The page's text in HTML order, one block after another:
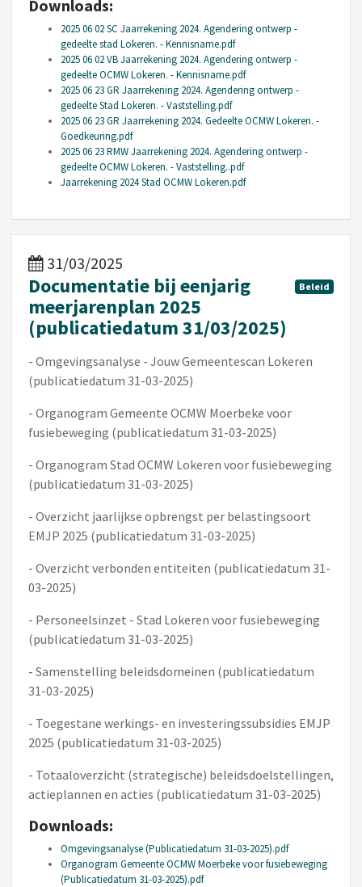
Downloads:
2025 06 02 SC Jaarrekening 2024. Agendering ontwerp -
gedeelte stad Lokeren. - Kennisname.pdf
2025 06 02 VB Jaarrekening 2024. Agendering ontwerp -
gedeelte OCMW Lokeren. - Kennisname.pdf
2025 06 23 GR Jaarrekening 2024. Agendering ontwerp -
gedeelte Stad Lokeren. - Vaststelling.pdf
2025 06 23 GR Jaarrekening 2024. Gedeelte OCMW Lokeren. -
Goedkeuring.pdf
2025 06 23 RMW Jaarrekening 2024. Agendering ontwerp -
gedeelte OCMW Lokeren. - Vaststelling..pdf
Jaarrekening 2024 Stad OCMW Lokeren.pdf
31/03/2025
Beleid
Documentatie bij eenjarig
meerjarenplan 2025
(publicatiedatum 31/03/2025)
- Omgevingsanalyse - Jouw Gemeentescan Lokeren
(publicatiedatum 31-03-2025)
- Organogram Gemeente OCMW Moerbeke voor
fusiebeweging (publicatiedatum 31-03-2025)
- Organogram Stad OCMW Lokeren voor fusiebeweging
(publicatiedatum 31-03-2025)
- Overzicht jaarlijkse opbrengst per belastingsoort
EMJP 2025 (publicatiedatum 31-03-2025)
- Overzicht verbonden entiteiten (publicatiedatum 31-
03-2025)
- Personeelsinzet - Stad Lokeren voor fusiebeweging
(publicatiedatum 31-03-2025)
- Samenstelling beleidsdomeinen (publicatiedatum
31-03-2025)
- Toegestane werkings- en investeringssubsidies EMJP
2025 (publicatiedatum 31-03-2025)
- Totaaloverzicht (strategische) beleidsdoelstellingen,
actieplannen en acties (publicatiedatum 31-03-2025)
Downloads:
Omgevingsanalyse (Publicatiedatum 31-03-2025).pdf
Organogram Gemeente OCMW Moerbeke voor fusiebeweging
(Publicatiedatum 31-03-2025).pdf